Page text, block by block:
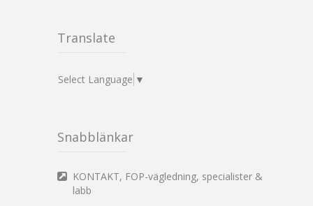
Translate
Select Language ▼
Snabblänkar
KONTAKT, FOP-vägledning, specialister &
labb